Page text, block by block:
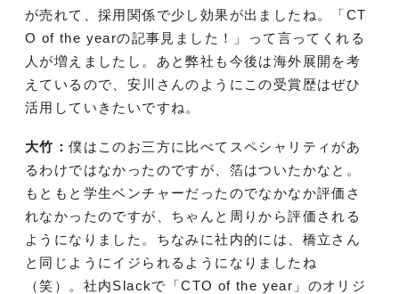
が売れて、採用関係で少し効果が出ましたね。「CT
O of the yearの記事見ました！」って言ってくれる
人が増えましたし。あと弊社も今後は海外展開を考
えているので、安川さんのようにこの受賞歴はぜひ
活用していきたいですね。
大竹：僕はこのお三方に比べてスペシャリティがあ
るわけではなかったのですが、箔はついたかなと。
もともと学生ベンチャーだったのでなかなか評価さ
れなかったのですが、ちゃんと周りから評価される
ようになりました。ちなみに社内的には、橋立さん
と同じようにイジられるようになりましたね
（笑）。社内Slackで「CTO of the year」のオリジ